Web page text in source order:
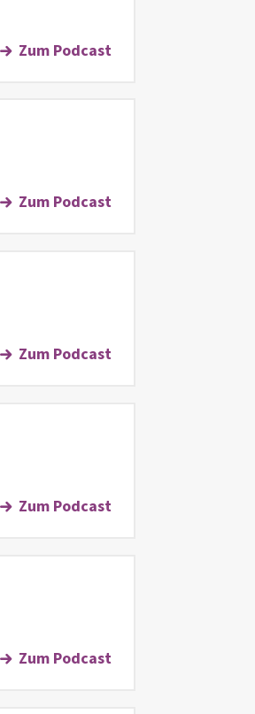
Zum Podcast
Zum Podcast
Zum Podcast
Zum Podcast
Zum Podcast